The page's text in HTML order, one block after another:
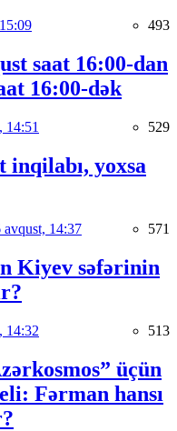
493
saat 16:00-dan
16:00-dək
14:51 529
yoxsa
avqust, 14:37 571
Kiyev səfərinin
14:32 513
üçün
Fərman hansı